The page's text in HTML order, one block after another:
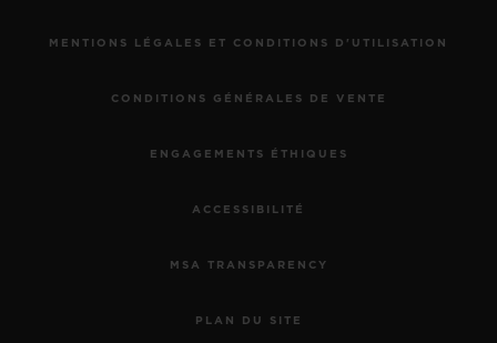
MENTIONS LÉGALES ET CONDITIONS D'UTILISATION
CONDITIONS GÉNÉRALES DE VENTE
ENGAGEMENTS ÉTHIQUES
ACCESSIBILITÉ
MSA TRANSPARENCY
PLAN DU SITE